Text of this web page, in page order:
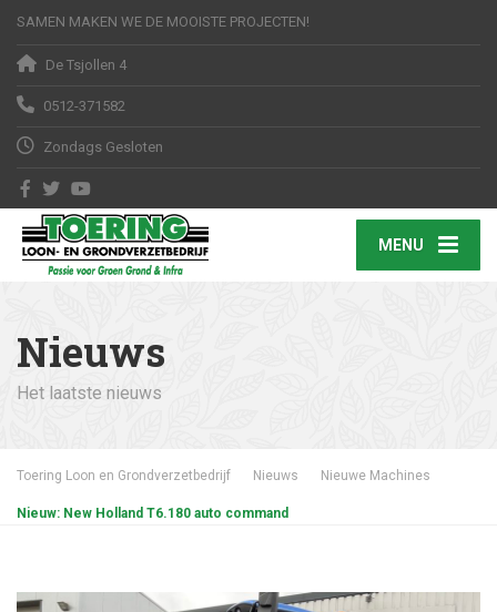
SAMEN MAKEN WE DE MOOISTE PROJECTEN!
De Tsjollen 4
0512-371582
Zondags Gesloten
MENU
Nieuws
Het laatste nieuws
Toering Loon en Grondverzetbedrijf Nieuws Nieuwe Machines
Nieuw: New Holland T6.180 auto command